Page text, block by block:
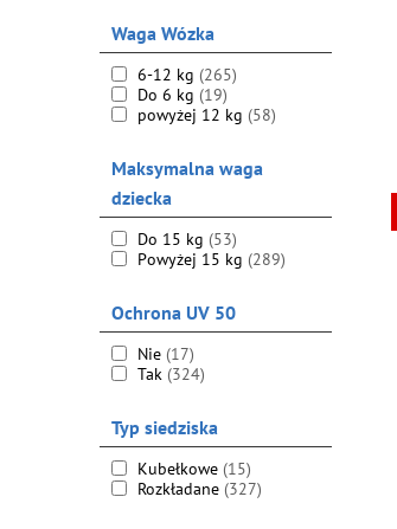
Waga Wózka
6-12 kg (265)
Do 6 kg (19)
powyżej 12 kg (58)
Maksymalna waga
dziecka
Do 15 kg (53)
Powyżej 15 kg (289)
Ochrona UV 50
Nie (17)
Tak (324)
Typ siedziska
Kubełkowe (15)
Rozkładane (327)